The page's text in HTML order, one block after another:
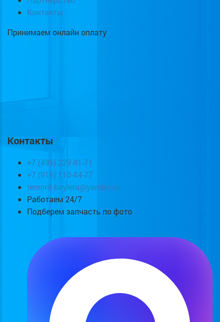
Контакты
Принимаем онлайн оплату
Контакты
+7 (495) 229-81-71
+7 (915) 110-44-77
remont-boylera@yandex.ru
Работаем 24/7
Подберем запчасть по фото